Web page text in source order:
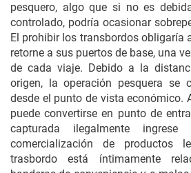
pesquero, algo que si no es
controlado, podría ocasionar
El prohibir los transbordos obligaría
retorne a sus puertos de base, una
de cada viaje. Debido a la
origen, la operación pesquera se
desde el punto de vista económico.
puede convertirse en punto de
capturada ilegalmente
comercialización de productos
trasbordo está íntimamente